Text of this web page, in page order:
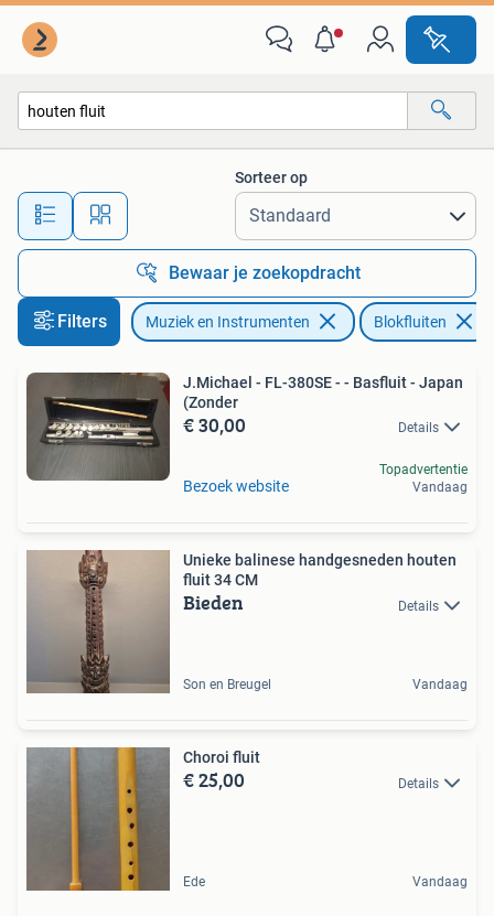
Alle afstanden…
Sorteer op
Bewaar je zoekopdracht
Filters Muziek en Instrumenten Blokfluiten
J.Michael - FL-380SE - - Basfluit - Japan
(Zonder
€ 30,00 Details
Bezoek website
Topadvertentie
Vandaag
Unieke balinese handgesneden houten
fluit 34 CM
Bieden Details
Son en Breugel Vandaag
Choroi fluit
€ 25,00 Details
Ede Vandaag